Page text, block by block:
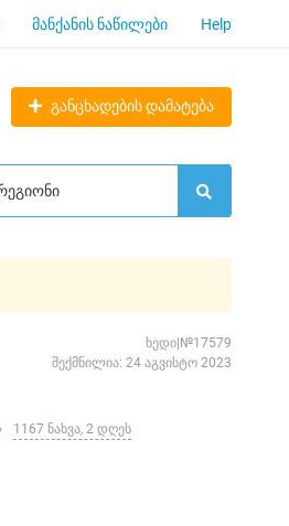
მანქანის ნაწილები Help
განცხადების დამატება
ხედი|№17579
შექმნილია: 24 აგვისტო 2023
1167 ნახვა, 2 დღეს